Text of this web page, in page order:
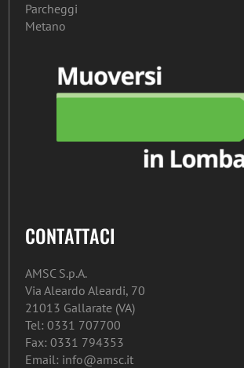
Parcheggi
Metano
CONTATTACI
AMSC S.p.A.
Via Aleardo Aleardi, 70
21013 Gallarate (VA)
Tel: 0331 707700
Fax: 0331 794353
Email: info@amsc.it